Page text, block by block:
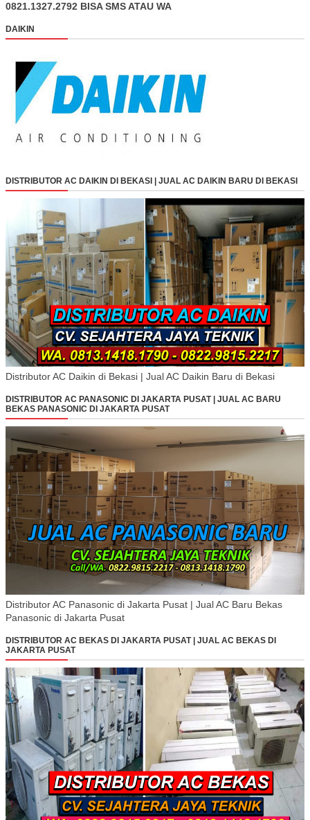
0821.1327.2792 BISA SMS ATAU WA
DAIKIN
DISTRIBUTOR AC DAIKIN DI BEKASI | JUAL AC DAIKIN BARU DI BEKASI
Distributor AC Daikin di Bekasi | Jual AC Daikin Baru di Bekasi
DISTRIBUTOR AC PANASONIC DI JAKARTA PUSAT | JUAL AC BARU
BEKAS PANASONIC DI JAKARTA PUSAT
Distributor AC Panasonic di Jakarta Pusat | Jual AC Baru Bekas
Panasonic di Jakarta Pusat
DISTRIBUTOR AC BEKAS DI JAKARTA PUSAT | JUAL AC BEKAS DI
JAKARTA PUSAT